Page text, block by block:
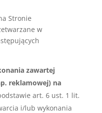
Stronie
w
zawartej
reklamowej) na
art. 6 ust. 1 lit.
i/lub wykonania